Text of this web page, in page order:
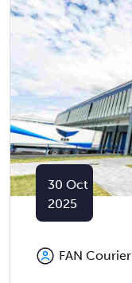
30 Oct
2025
FAN Courier